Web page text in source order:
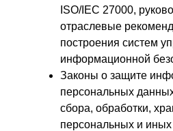
ISO/IEC 27000,
отраслевые
построения систем
информационной
Законы о защите
персональных
сбора, обработки,
персональных и